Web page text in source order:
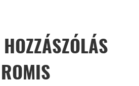
HOZZÁSZÓLÁS
ROMIS